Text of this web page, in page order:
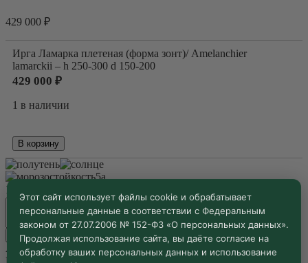
429 000 ₽
Ирга Ламарка плетеная (форма зонт)/ Amelanchier
lamarckii – h 250-300 d 150-200
429 000 ₽
1 в наличии
Количество
товара
Ирга
Ламарка
плетеная
(форма
зонт)/
Amelanchier
lamarckii
В корзину
5а
Размер
Количество
товара
Ирга
Ламарка
плетеная
В корзину
Артикул:Н/Д
Этот сайт использует файлы cookie и обрабатывает
персональные данные в соответствии с Федеральным
законом от 27.07.2006 № 152-ФЗ «О персональных данных».
Продолжая использование сайта, вы даёте согласие на
обработку ваших персональных данных и использование